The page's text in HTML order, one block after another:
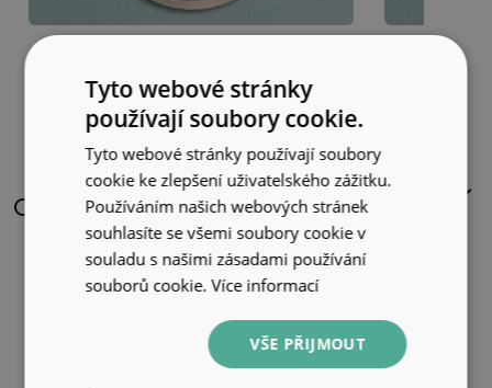
O zegarach drewnianych
Tyto webové stránky
používají soubory cookie.
Tyto webové stránky používají soubory
cookie ke zlepšení uživatelského zážitku.
Používáním našich webových stránek
souhlasíte se všemi soubory cookie v
souladu s našimi zásadami používání
souborů cookie.Více informací
VŠE PŘIJMOUT